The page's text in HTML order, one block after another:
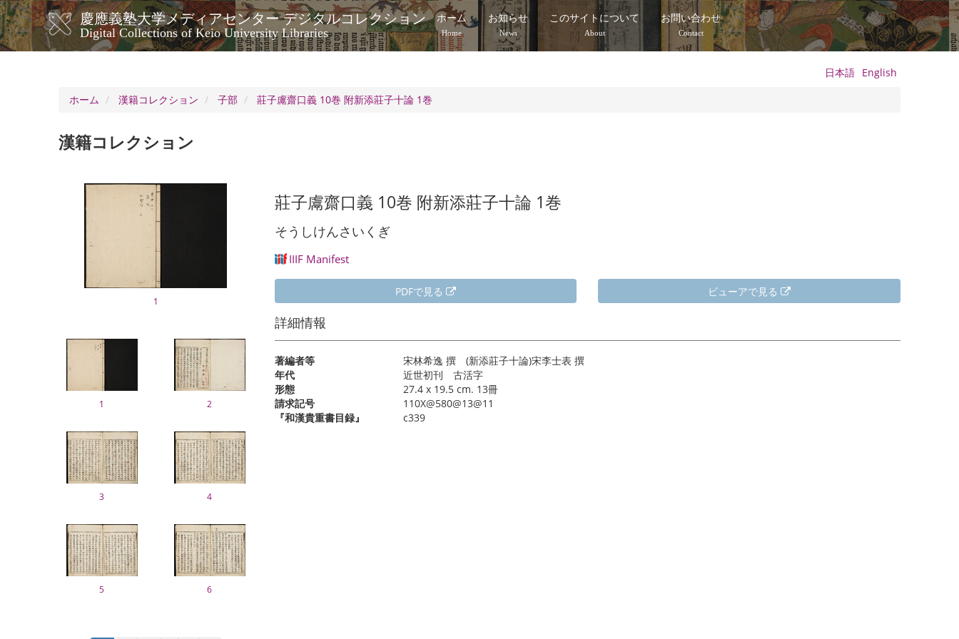
メ
イ
ン
コ
慶應義塾大学メディアセンター デジタルコレクション
Digital Collections of Keio University Libraries
メ
イ
ビ
ー
シ
ホーム
Home
お知らせ
News
このサイトについて
About
お問い合わせ
Contact
日本語 English
ホーム
漢籍コレクション 子部 莊子鬳齋口義 10巻 附新添莊子十論 1巻
漢籍コレクション
1
1 2
3 4
5 6
莊子鬳齋口義 10巻 附新添莊子十論 1巻
そうしけんさいくぎ
IIIF Manifest
PDFで見る ビューアで見る
詳細情報
著編者等
宋林希逸 撰 (新添莊子十論)宋李士表 撰
年代
近世初刊 古活字
形態
27.4 x 19.5 cm. 13冊
請求記号
110X@580@13@11
『和漢貴重書目録』
c339